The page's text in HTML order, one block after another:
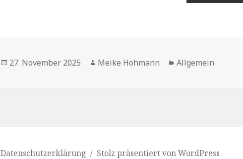
Veröffentlicht
27. November 2025 Autor
Meike Hohmann Kategorien
Allgemein
Datenschutzerklärung Stolz präsentiert von WordPress